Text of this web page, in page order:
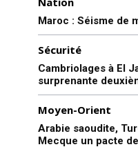
Maroc : Séisme de
Sécurité
Cambriolages à El
surprenante
Moyen-Orient
Arabie saoudite,
Mecque un pacte